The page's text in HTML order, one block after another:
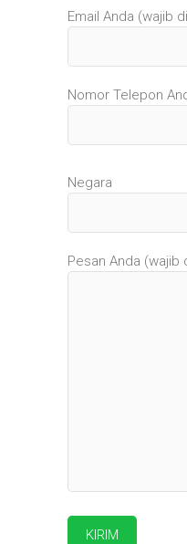
Email Anda (wajib
Nomor Telepon
Negara
Pesan Anda (wajib